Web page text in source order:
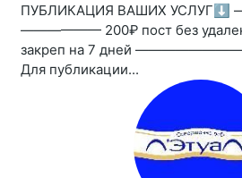
ПУБЛИКАЦИЯ ВАШИХ УСЛУГ⬇️
—————— 200₽ пост без
закреп на 7 дней
Для публикации...